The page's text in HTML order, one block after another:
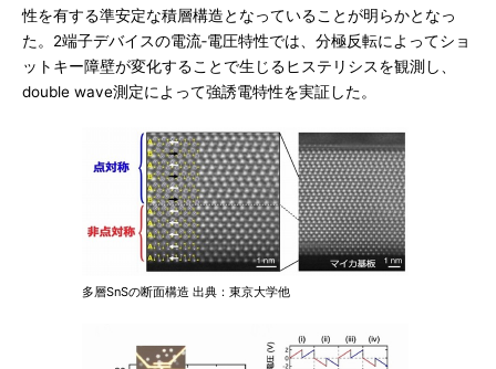
性を有する準安定な積層構造となっていることが明らかとなっ
た。2端子デバイスの電流‐電圧特性では、分極反転によってショ
ットキー障壁が変化することで生じるヒステリシスを観測し、
double wave測定によって強誘電特性を実証した。
多層SnSの断面構造 出典：東京大学他